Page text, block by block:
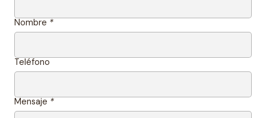
Nombre *
Teléfono
Mensaje *